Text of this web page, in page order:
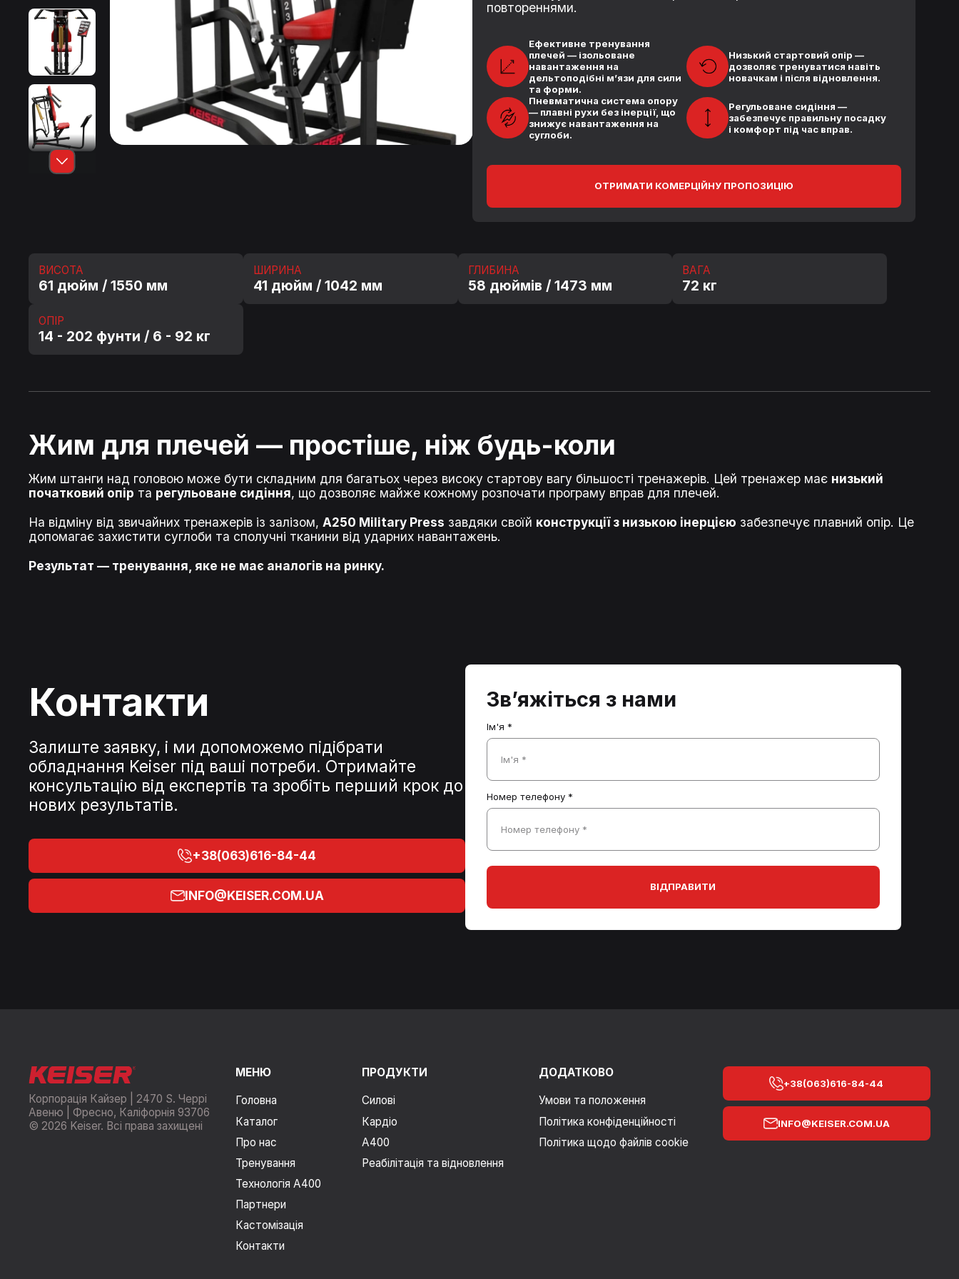
повтореннями.
Ефективне тренування
плечей — ізольоване
навантаження на
дельтоподібні м’язи для сили
та форми.
Низький стартовий опір —
дозволяє тренуватися навіть
новачкам і після відновлення.
Пневматична система опору
— плавні рухи без інерції, що
знижує навантаження на
суглоби.
Регульоване сидіння —
забезпечує правильну посадку
і комфорт під час вправ.
ОТРИМАТИ КОМЕРЦІЙНУ ПРОПОЗИЦІЮ
ВИСОТА
61 дюйм / 1550 мм
ШИРИНА
41 дюйм / 1042 мм
ГЛИБИНА
58 дюймів / 1473 мм
ВАГА
72 кг
ОПІР
14 - 202 фунти / 6 - 92 кг
Жим для плечей — простіше, ніж будь-коли
Жим штанги над головою може бути складним для багатьох через високу стартову вагу більшості тренажерів. Цей тренажер має низький
початковий опір та регульоване сидіння, що дозволяє майже кожному розпочати програму вправ для плечей.
На відміну від звичайних тренажерів із залізом, A250 Military Press завдяки своїй конструкції з низькою інерцією забезпечує плавний опір. Це
допомагає захистити суглоби та сполучні тканини від ударних навантажень.
Результат — тренування, яке не має аналогів на ринку.
Контакти
Залиште заявку, і ми допоможемо підібрати
обладнання Keiser під ваші потреби. Отримайте
консультацію від експертів та зробіть перший крок до
нових результатів.
+38(063)616-84-44
INFO@KEISER.COM.UA
Зв’яжіться з нами
Ім'я *
Ім'я *
Номер телефону *
Номер телефону *
ВІДПРАВИТИ
Корпорація Кайзер | 2470 S. Черрі
Авеню | Фресно, Каліфорнія 93706
© 2026 Keiser. Всі права захищені
МЕНЮ
Головна
Каталог
Про нас
Тренування
Технологія A400
Партнери
Кастомізація
Контакти
ПРОДУКТИ
Силові
Кардіо
A400
Реабілітація та відновлення
ДОДАТКОВО
Умови та положення
Політика конфіденційності
Політика щодо файлів cookie
+38(063)616-84-44
INFO@KEISER.COM.UA